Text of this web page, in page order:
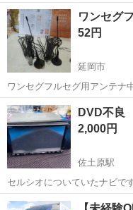
ワンセグ
52円
延岡市
ワンセグフルセグ用アンテナ
いました 磁石になってます
る方がいれば宜しくお願い致
宮崎 延岡市 外装、
2,000円
佐土原駅
セルシオについていたナビで
DVD不良です。
宮崎 宮崎市 佐土原駅